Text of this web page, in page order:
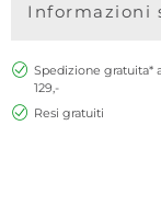
Informazioni
Spedizione gratuita*
129,-
Resi gratuiti